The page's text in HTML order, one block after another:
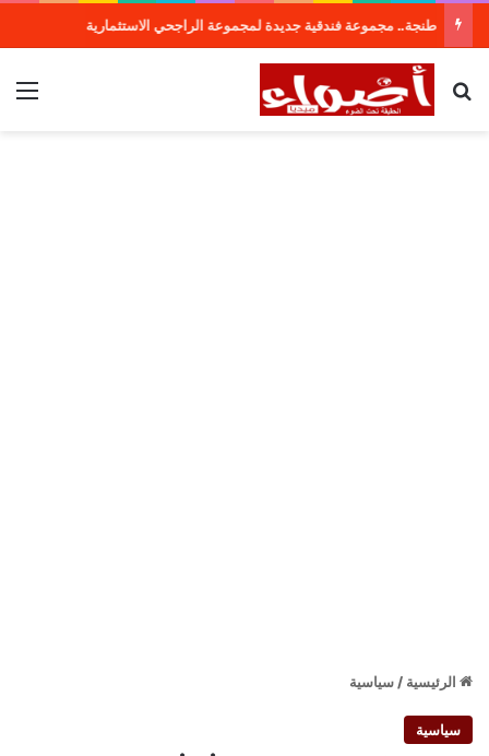
طنجة.. مجموعة فندقية جديدة لمجموعة الراجحي الاستثمارية
بحث عن
الرئيسية / سياسية
سياسية